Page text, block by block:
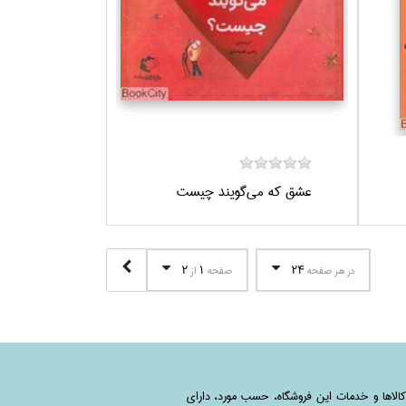
عشق كه مي‌گويند چيست
در هر صفحه24 صفحه 1 از2
و خدمات این فروشگاه، حسب مورد،‌ دارای